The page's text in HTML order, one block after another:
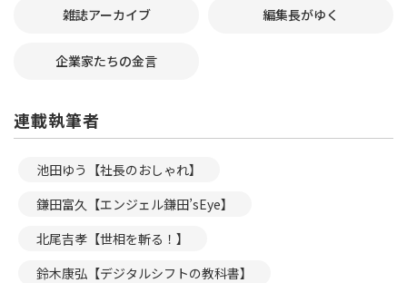
雑誌アーカイブ 編集長がゆく
企業家たちの金言
連載執筆者
池田ゆう【社長のおしゃれ】
鎌田富久【エンジェル鎌田’sEye】
北尾吉孝【世相を斬る！】
鈴木康弘【デジタルシフトの教科書】